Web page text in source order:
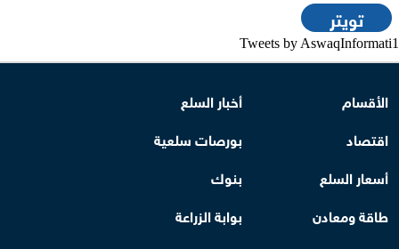
تويتر
Tweets by AswaqInformati1
الأقسام
أخبار السلع
اقتصاد
بورصات سلعية
أسعار السلع
بنوك
طاقة ومعادن
بوابة الزراعة